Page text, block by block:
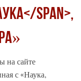
span>,
на сайте
с «Наука,